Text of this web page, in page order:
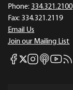
Phone: 334.321.2100
Fax: 334.321.2119
Email Us
Join our Mailing List
Mises Facebook
Mises X
MisesMises itunes
Mises